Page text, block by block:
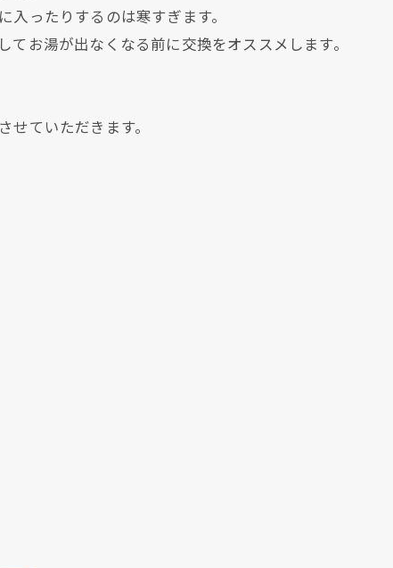
ったりするのは寒すぎます。
お湯が出なくなる前に交換をオススメします。
ていただきます。